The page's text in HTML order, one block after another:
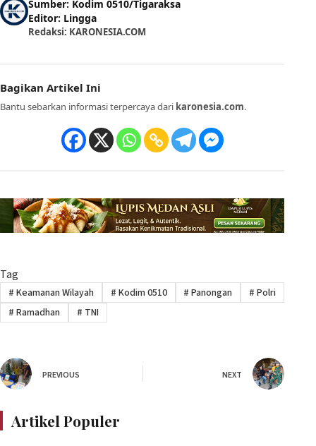
Sumber: Kodim 0510/Tigaraksa
Editor: Lingga
Redaksi: KARONESIA.COM
Bagikan Artikel Ini
Bantu sebarkan informasi terpercaya dari karonesia.com.
Tag
# Keamanan Wilayah # Kodim 0510 # Panongan # Polri
# Ramadhan # TNI
PREVIOUS NEXT
Artikel Populer